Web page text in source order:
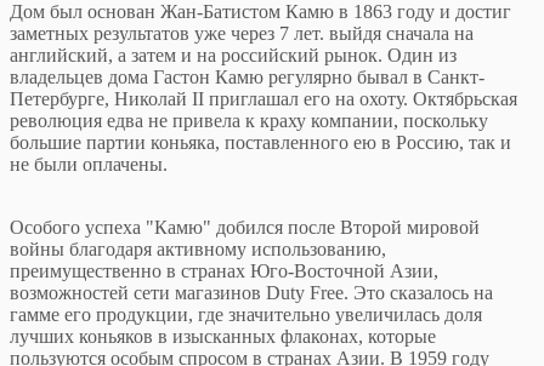
Дом был основан Жан-Батистом Камю в 1863 году и достиг
заметных результатов уже через 7 лет. выйдя сначала на
английский, а затем и на российский рынок. Один из
владельцев дома Гастон Камю регулярно бывал в Санкт-
Петербурге, Николай II приглашал его на охоту. Октябрьская
революция едва не привела к краху компании, поскольку
большие партии коньяка, поставленного ею в Россию, так и
не были оплачены.
Особого успеха "Камю" добился после Второй мировой
войны благодаря активному использованию,
преимущественно в странах Юго-Восточной Азии,
возможностей сети магазинов Duty Free. Это сказалось на
гамме его продукции, где значительно увеличилась доля
лучших коньяков в изысканных флаконах, которые
пользуются особым спросом в странах Азии. В 1959 году